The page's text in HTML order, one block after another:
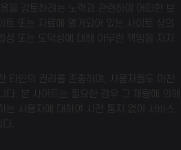
을 검토하려는 노력과 관련하여 어떠한 보
트 또는 자료에 열거되어 있는 사이트 상의
또는 도덕성에 대해 아무런 책임을 지지
타인의 권리를 존중하며, 사용자들도 마찬
다. 본 사이트는 필요한 경우 그 재량에 의해
는 사용자에 대하여 사전 통지 없이 서비스
.